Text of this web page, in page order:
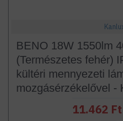
BENO 18W 1550lm
(Természetes fehér)
kültéri mennyezeti
mozgásérzékelővel -
11.462 Ft